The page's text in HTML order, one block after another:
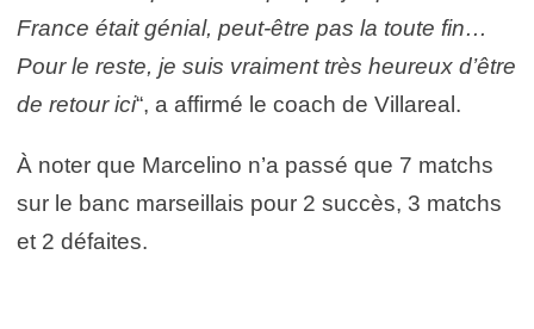
France était génial, peut-être pas la toute fin…
Pour le reste, je suis vraiment très heureux d’être
de retour ici“, a affirmé le coach de Villareal.
À noter que Marcelino n’a passé que 7 matchs
sur le banc marseillais pour 2 succès, 3 matchs
et 2 défaites.